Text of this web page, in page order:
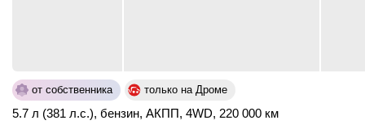
от собственника только на Дроме
5.7 л (381 л.с.), бензин, АКПП, 4WD, 220 000 км